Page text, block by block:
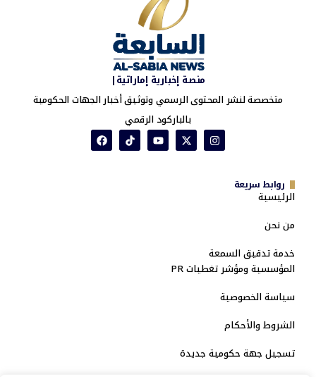
منصة إخبارية إماراتية|
متخصصة لنشر المحتوى الرسمي وتوثيق أخبار الجهات الحكومية
بالباركود الرقمي
روابط سريعة
الرئيسية
من نحن
خدمة تدقيق السمعة
المؤسسية ومؤشر تغطيات PR
سياسة الخصوصية
الشروط والأحكام
تسجيل جهة حكومية جديدة